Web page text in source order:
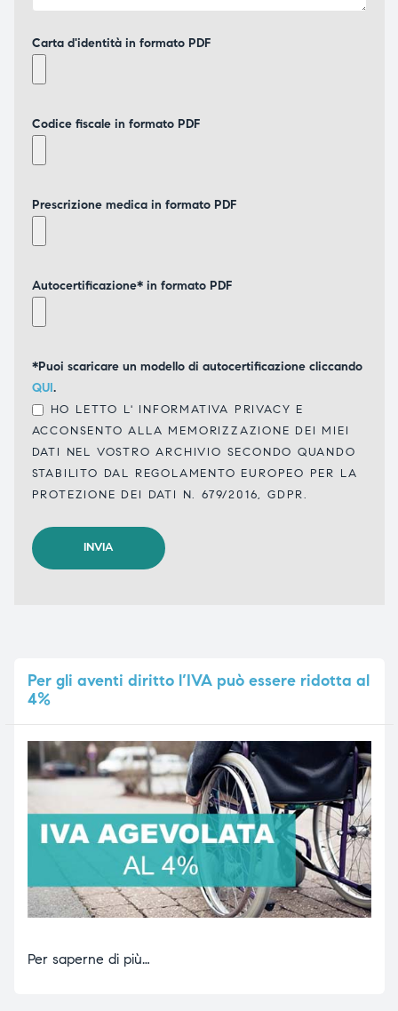
Carta d'identità in formato PDF
Codice fiscale in formato PDF
Prescrizione medica in formato PDF
Autocertificazione* in formato PDF
*Puoi scaricare un modello di autocertificazione cliccando
QUI.
HO LETTO L' INFORMATIVA PRIVACY E
ACCONSENTO ALLA MEMORIZZAZIONE DEI MIEI
DATI NEL VOSTRO ARCHIVIO SECONDO QUANDO
STABILITO DAL REGOLAMENTO EUROPEO PER LA
PROTEZIONE DEI DATI N. 679/2016, GDPR.
Pergli aventi diritto l’IVA può essere ridotta al
4%
Per saperne di più…